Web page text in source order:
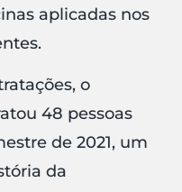
aplicadas nos
o
48 pessoas
de 2021, um
da